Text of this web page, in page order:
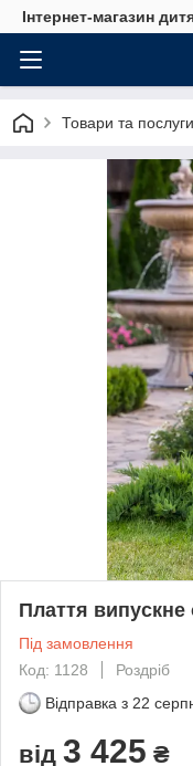
Інтернет-магазин
Товари та послуги
Плаття випускне
Під замовлення
Код: 1128
Роздріб
Відправка з 22
від 3 425 ₴